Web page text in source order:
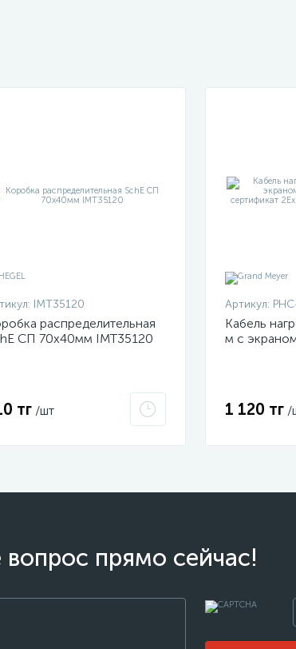
IMT35120
распределительная
СП 70х40мм IMT35120
тг /шт
Артикул:
Кабель
м с
1 120 тг /
прямо сейчас!